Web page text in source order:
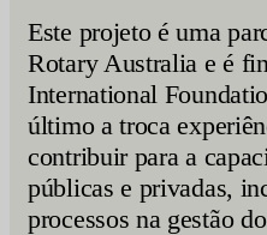
Este projeto é uma
Rotary Australia e é
International
último a troca
contribuir para a
públicas e privadas,
processos na gestão